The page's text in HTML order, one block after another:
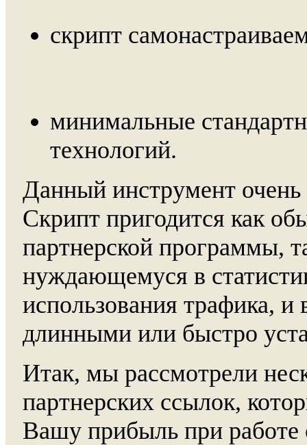
скрипт
минимальные
технологий.
Данный инструмент
Скрипт пригодится как
партнерской программы,
нуждающемуся в
использования трафика,
длинными или быстро
Итак, мы рассмотрели
партнерских ссылок,
Вашу прибыль при